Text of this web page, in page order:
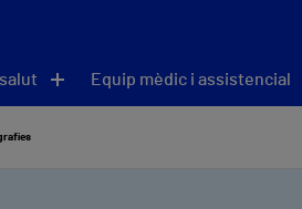
Equip mèdic i assistencial